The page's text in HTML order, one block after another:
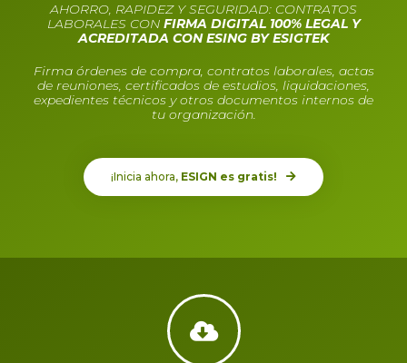
AHORRO, RAPIDEZ Y SEGURIDAD: CONTRATOS
LABORALES CON FIRMA DIGITAL 100% LEGAL Y
ACREDITADA CON ESING BY ESIGTEK
Firma órdenes de compra, contratos laborales, actas
de reuniones, certificados de estudios, liquidaciones,
expedientes técnicos y otros documentos internos de
tu organización.
¡Inicia ahora, ESIGN es gratis!